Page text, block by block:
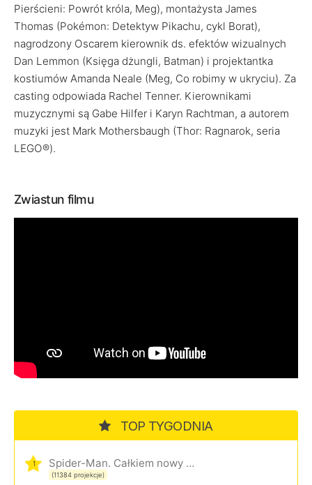
Pierścieni: Powrót króla, Meg), montażysta James
Thomas (Pokémon: Detektyw Pikachu, cykl Borat),
nagrodzony Oscarem kierownik ds. efektów wizualnych
Dan Lemmon (Księga dżungli, Batman) i projektantka
kostiumów Amanda Neale (Meg, Co robimy w ukryciu). Za
casting odpowiada Rachel Tenner. Kierownikami
muzycznymi są Gabe Hilfer i Karyn Rachtman, a autorem
muzyki jest Mark Mothersbaugh (Thor: Ragnarok, seria
LEGO®).
Zwiastun filmu
TOP TYGODNIA
1 Spider-Man. Całkiem nowy dzień
(11384 projekcje)